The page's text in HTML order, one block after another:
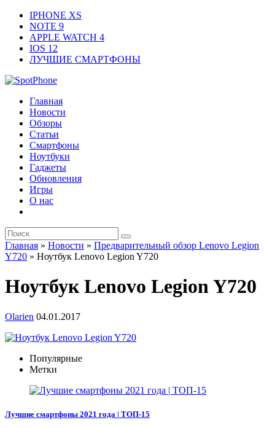
IPHONE XS
NOTE 9
APPLE WATCH 4
IOS 12
ЛУЧШИЕ СМАРТФОНЫ
Главная
Новости
Обзоры
Статьи
Смартфоны
Ноутбуки
Гаджеты
Обновления
Игры
О нас
Главная » Новости » Предварительный обзор Lenovo Legion
Y720 » Ноутбук Lenovo Legion Y720
Ноутбук Lenovo Legion Y720
Olarien 04.01.2017
Популярные
Метки
Лучшие смартфоны 2021 года | ТОП-15